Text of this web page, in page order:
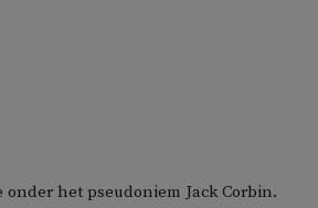
onder het pseudoniem Jack Corbin.